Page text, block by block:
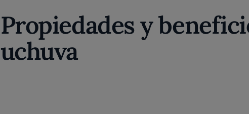
Propiedades y
uchuva